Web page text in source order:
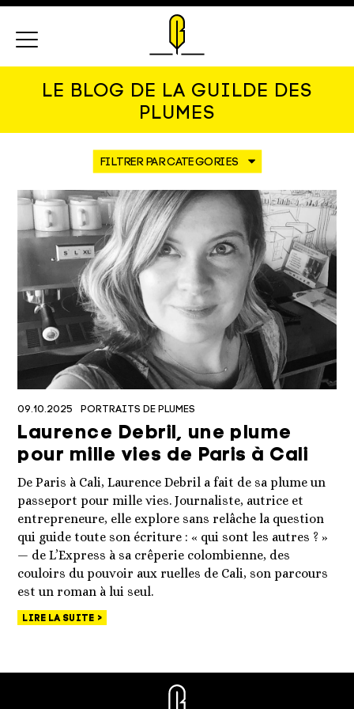
LE BLOG DE LA GUILDE DES
PLUMES
09.10.2025 PORTRAITS DE PLUMES
Laurence Debril, une plume
pour mille vies de Paris à Cali
De Paris à Cali, Laurence Debril a fait de sa plume un
passeport pour mille vies. Journaliste, autrice et
entrepreneure, elle explore sans relâche la question
qui guide toute son écriture : « qui sont les autres ? »
— de L’Express à sa crêperie colombienne, des
couloirs du pouvoir aux ruelles de Cali, son parcours
est un roman à lui seul.
LIRE LA SUITE